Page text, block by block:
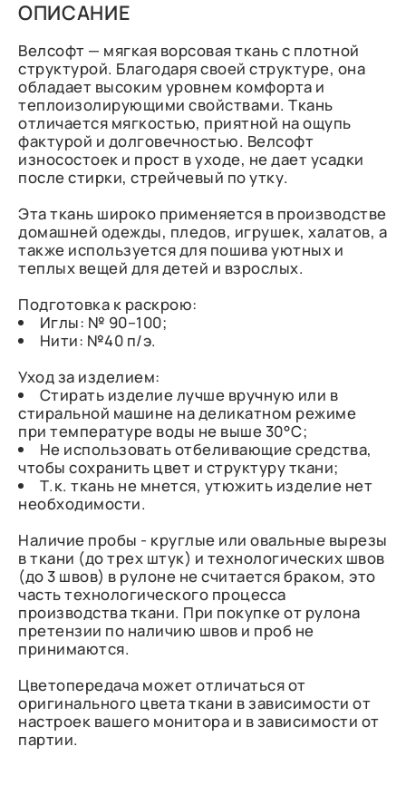
ОПИСАНИЕ
Велсофт — мягкая ворсовая ткань с плотной
структурой. Благодаря своей структуре, она
обладает высоким уровнем комфорта и
теплоизолирующими свойствами. Ткань
отличается мягкостью, приятной на ощупь
фактурой и долговечностью. Велсофт
износостоек и прост в уходе, не дает усадки
после стирки, стрейчевый по утку.
Эта ткань широко применяется в производстве
домашней одежды, пледов, игрушек, халатов, а
также используется для пошива уютных и
теплых вещей для детей и взрослых.
Подготовка к раскрою:
Иглы: № 90–100;
Нити: №40 п/э.
Уход за изделием:
Стирать изделие лучше вручную или в
стиральной машине на деликатном режиме
при температуре воды не выше 30°C;
Не использовать отбеливающие средства,
чтобы сохранить цвет и структуру ткани;
Т.к. ткань не мнется, утюжить изделие нет
необходимости.
Наличие пробы - круглые или овальные вырезы
в ткани (до трех штук) и технологических швов
(до 3 швов) в рулоне не считается браком, это
часть технологического процесса
производства ткани. При покупке от рулона
претензии по наличию швов и проб не
принимаются.
Цветопередача может отличаться от
оригинального цвета ткани в зависимости от
настроек вашего монитора и в зависимости от
партии.